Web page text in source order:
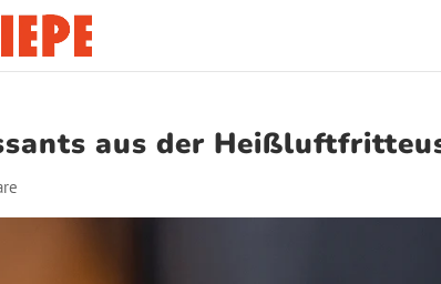
aus der